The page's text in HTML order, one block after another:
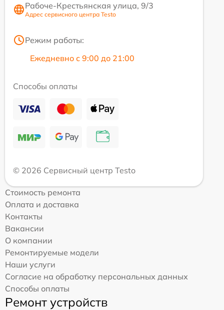
Рабоче-Крестьянская улица, 9/3
Адрес сервисного центра Testo
Режим работы:
Ежедневно с 9:00 до 21:00
Способы оплаты
© 2026 Сервисный центр Testo
Стоимость ремонта
Оплата и доставка
Контакты
Вакансии
О компании
Ремонтируемые модели
Наши услуги
Согласие на обработку персональных данных
Способы оплаты
Ремонт устройств